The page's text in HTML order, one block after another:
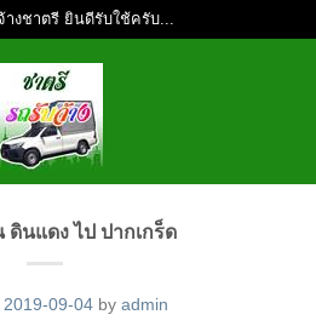
างชาตรี ยินดีรับใช้ครับ...
ดินแดง ไป ปากเกร็ด
2019-09-04 by admin